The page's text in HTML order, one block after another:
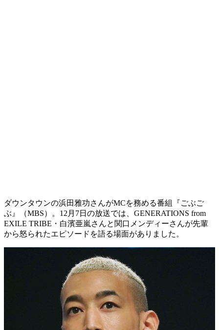
ダウンタウンの浜田雅功さんがMCを務める番組『ごぶご
ぶ』（MBS）。12月7日の放送では、GENERATIONS from
EXILE TRIBE・白濱亜嵐さんと関口メンディーさんが先輩
から怒られたエピソードを語る場面がありました。